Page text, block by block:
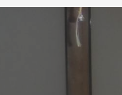
ZEH（ゼッチ）とは